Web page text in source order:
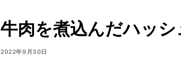
牛肉を煮込んだハッシ
2022年9月30日